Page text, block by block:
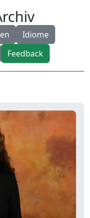
Idiome
Feedback